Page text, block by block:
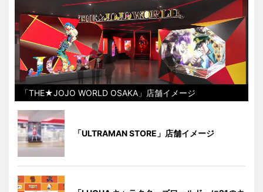
「THE★JOJO WORLD OSAKA」店舗イメージ
「ULTRAMAN STORE」店舗イメージ